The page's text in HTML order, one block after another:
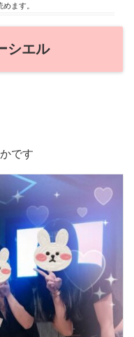
めます。
シエル
です